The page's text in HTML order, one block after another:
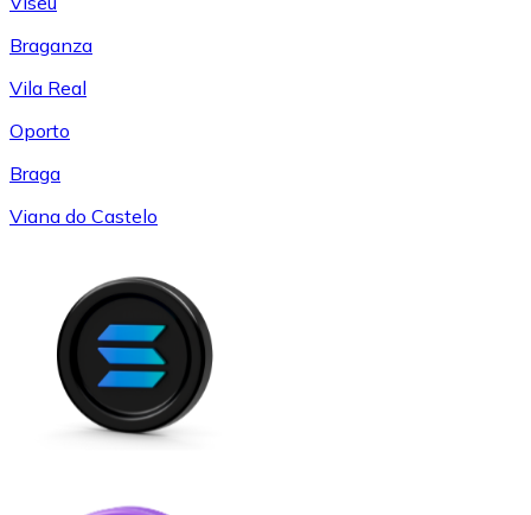
Braganza
Vila Real
Oporto
Braga
Viana do Castelo